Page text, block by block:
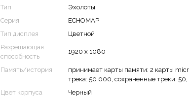
Тип
Эхолоты
Серия
ECHOMAP
Тип дисплея
Цветной
Разрешающая
способность
1920 x 1080
Память/история
принимает карты памяти: 2 карты
трека: 50 000, сохраненные треки:
Цвет корпуса
Черный